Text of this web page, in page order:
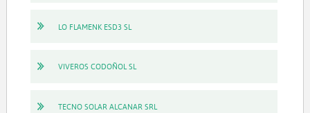
LO FLAMENK ESD3 SL
VIVEROS CODOÑOL SL
TECNO SOLAR ALCANAR SRL